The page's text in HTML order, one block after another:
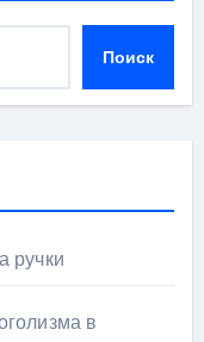
Поиск
ручки
в